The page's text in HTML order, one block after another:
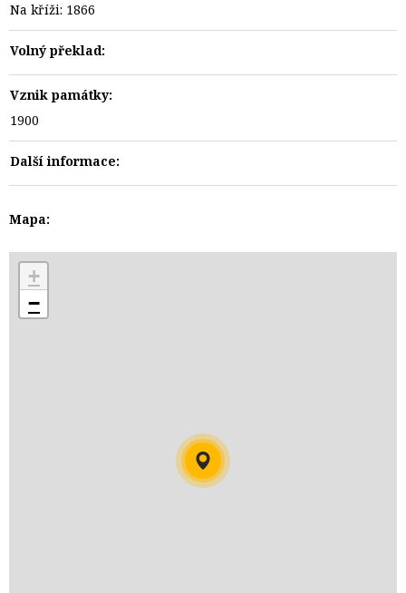
Na kříži: 1866
Volný překlad:
Vznik památky:
1900
Další informace:
Mapa:
+
−